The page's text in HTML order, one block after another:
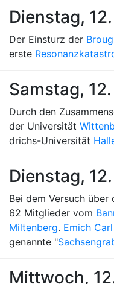
Dienstag,
Der Einsturz der
erste
Samstag,
Durch den
der Universität
drichs-Universität
Dienstag,
Bei dem Versuch über
62 Mitglieder vom
Miltenberg. Emich
genannte "
Mittwoch,